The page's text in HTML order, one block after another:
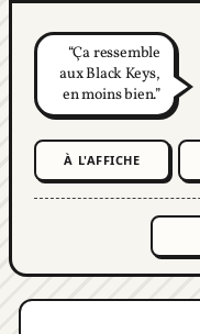
Ça ressemble
aux Black Keys,
en moins bien.
À L'AFFICHE